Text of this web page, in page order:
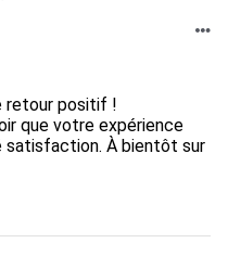
retour positif !
que votre expérience
satisfaction. À bientôt sur